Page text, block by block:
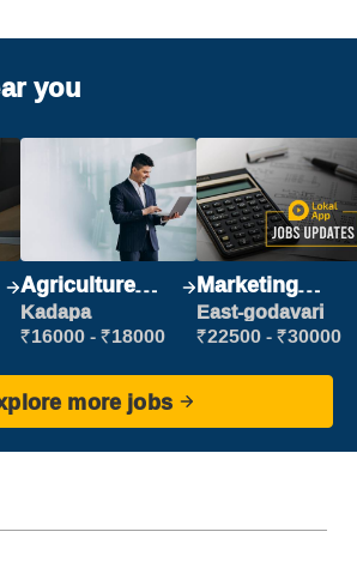
you
Agriculture
Labour
Kadapa
₹16000 - ₹18000
Marketing
Executive
East-godavari
₹22500 - ₹30000
more jobs